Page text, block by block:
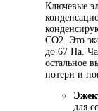
Ключевые
CO2. Это
до 67 Па.
остальное
потери и
для